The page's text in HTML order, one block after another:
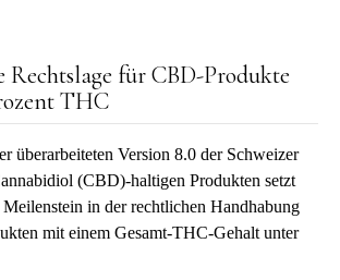
Rechtslage für CBD-Produkte
THC
überarbeiteten Version 8.0 der Schweizer
(CBD)-haltigen Produkten setzt
in der rechtlichen Handhabung
mit einem Gesamt-THC-Gehalt unter